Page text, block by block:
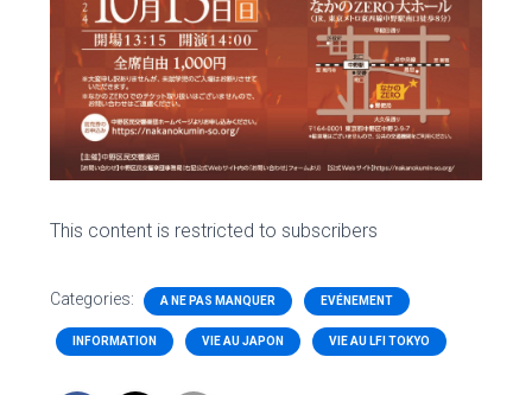
This content is restricted to subscribers
Categories: A NE PAS MANQUER EVÉNEMENT
INFORMATION VIE AU JAPON VIE AU LFI TOKYO